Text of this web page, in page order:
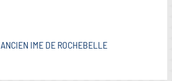
ANCIEN IME DE ROCHEBELLE